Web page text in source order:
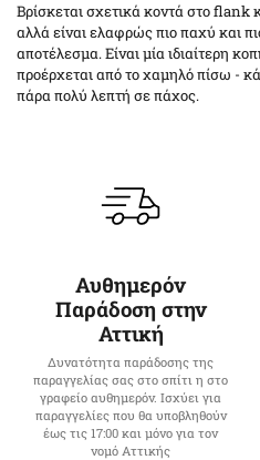
Βρίσκεται σχετικά κοντά στο flank
αλλά είναι ελαφρώς πιο παχύ και
αποτέλεσμα. Είναι μία ιδιαίτερη
προέρχεται από το χαμηλό πίσω -
πάρα πολύ λεπτή σε πάχος.
Αυθημερόν
Παράδοση στην
Αττική
Δυνατότητα παράδοσης της
παραγγελίας σας στο σπίτι η στο
γραφείο αυθημερόν. Ισχύει για
παραγγελίες που θα υποβληθούν
έως τις 17:00 και μόνο για τον
νομό Αττικής